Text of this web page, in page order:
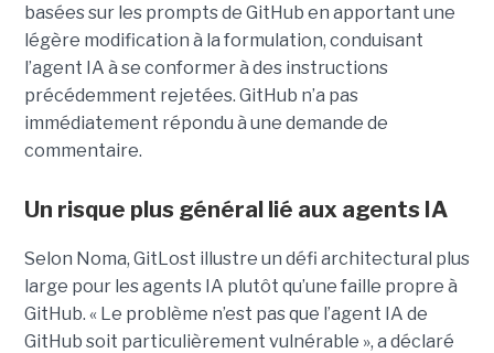
basées sur les prompts de GitHub en apportant une
légère modification à la formulation, conduisant
l’agent IA à se conformer à des instructions
précédemment rejetées. GitHub n’a pas
immédiatement répondu à une demande de
commentaire.
Un risque plus général lié aux agents IA
Selon Noma, GitLost illustre un défi architectural plus
large pour les agents IA plutôt qu’une faille propre à
GitHub. « Le problème n’est pas que l’agent IA de
GitHub soit particulièrement vulnérable », a déclaré